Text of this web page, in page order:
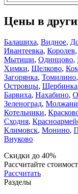
Цены в
Балашиха, Видное,
Ивантеевка, Королев,
Мытищи, Одинцово,
Химки, Щелково,
Загорянка, Томилино,
Островцы, Щербинка
Барвиха, Нахабино,
Зеленоград,
Котельники,
Сходня,
Климовск, Монино,
Внуково
Скидки до 40%
Рассчитайте
Рассчитать
Разделы